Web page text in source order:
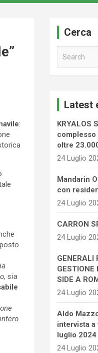
:
sia
Cerca
Latest
KRYALOS
oltre
24 Luglio
Mandarin
con
24 Luglio
CARRON
24 Luglio
GENERALI
GESTIONE
SIDE A
24 Luglio
Aldo
intervista
luglio 2024
24 Luglio